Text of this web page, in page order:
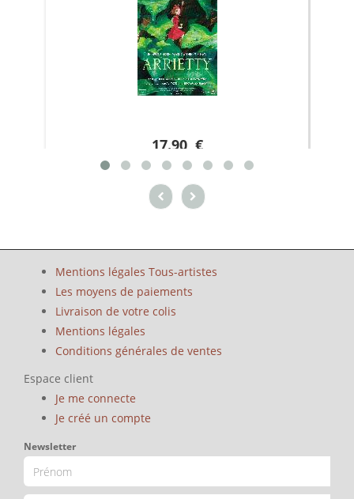
17.90 €
Mentions légales Tous-artistes
Les moyens de paiements
Livraison de votre colis
Mentions légales
Conditions générales de ventes
Espace client
Je me connecte
Je créé un compte
Newsletter